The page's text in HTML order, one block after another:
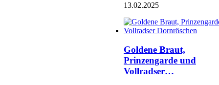
13.02.2025
Goldene Braut,
Prinzengarde und
Vollradser…